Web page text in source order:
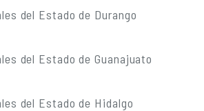
del Estado de Durango
del Estado de Guanajuato
del Estado de Hidalgo